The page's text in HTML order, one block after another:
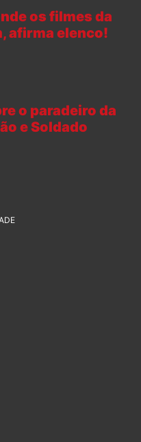
os filmes da
afirma elenco!
o paradeiro da
e Soldado